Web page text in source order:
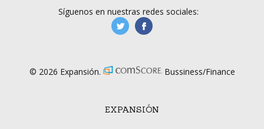
EXPANSIÓN
Síguenos en nuestras redes sociales:
manufacturaGE
© 2026 Expansión. Bussiness/Finance